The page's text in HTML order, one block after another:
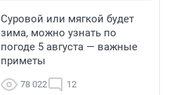
Суровой или мягкой будет
зима, можно узнать по
погоде 5 августа — важные
приметы
78 022 12